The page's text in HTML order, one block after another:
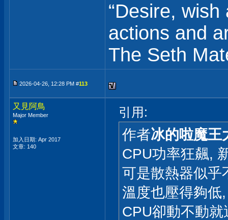
“Desire,
actions and
The Seth
2026-04-26, 12:28 PM #113
又見阿鳥
Major Member
加入日期: Apr 2017
文章: 140
引用:
作者冰的啦魔王
CPU功率狂飆,
可是散熱器似乎
溫度也壓得夠低,
CPU卻動不動